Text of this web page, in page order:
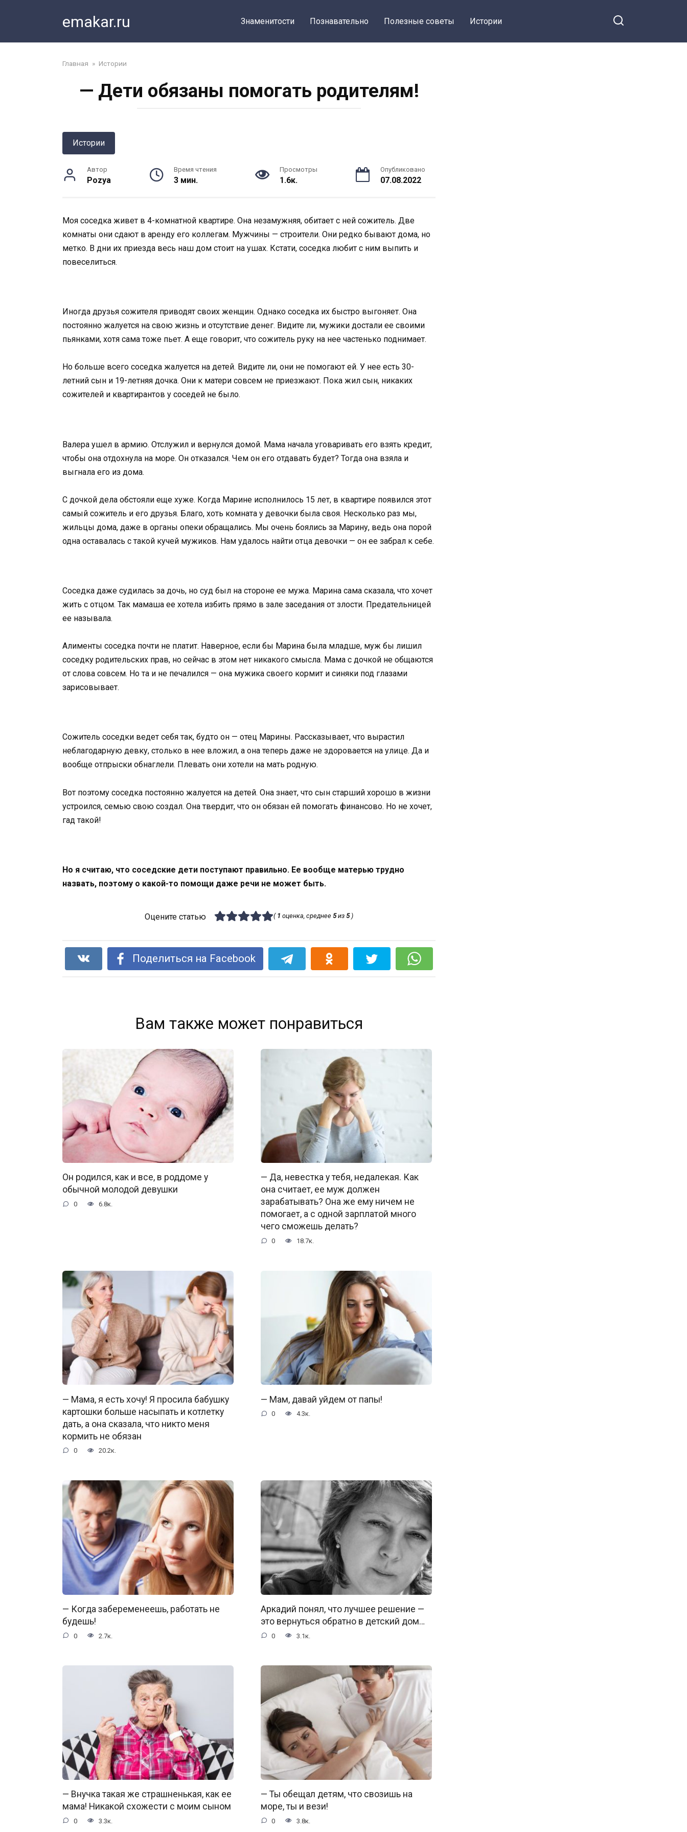
emakar.ru Знаменитости Познавательно Полезные советы Истории
Главная » Истории
— Дети обязаны помогать родителям!
Истории
Автор
Pozya
Время чтения
3 мин.
Просмотры
1.6к.
Опубликовано
07.08.2022
Моя соседка живет в 4-комнатной квартире. Она незамужняя, обитает с ней сожитель. Две
комнаты они сдают в аренду его коллегам. Мужчины — строители. Они редко бывают дома, но
метко. В дни их приезда весь наш дом стоит на ушах. Кстати, соседка любит с ним выпить и
повеселиться.
Иногда друзья сожителя приводят своих женщин. Однако соседка их быстро выгоняет. Она
постоянно жалуется на свою жизнь и отсутствие денег. Видите ли, мужики достали ее своими
пьянками, хотя сама тоже пьет. А еще говорит, что сожитель руку на нее частенько поднимает.
Но больше всего соседка жалуется на детей. Видите ли, они не помогают ей. У нее есть 30-
летний сын и 19-летняя дочка. Они к матери совсем не приезжают. Пока жил сын, никаких
сожителей и квартирантов у соседей не было.
Валера ушел в армию. Отслужил и вернулся домой. Мама начала уговаривать его взять кредит,
чтобы она отдохнула на море. Он отказался. Чем он его отдавать будет? Тогда она взяла и
выгнала его из дома.
С дочкой дела обстояли еще хуже. Когда Марине исполнилось 15 лет, в квартире появился этот
самый сожитель и его друзья. Благо, хоть комната у девочки была своя. Несколько раз мы,
жильцы дома, даже в органы опеки обращались. Мы очень боялись за Марину, ведь она порой
одна оставалась с такой кучей мужиков. Нам удалось найти отца девочки — он ее забрал к себе.
Соседка даже судилась за дочь, но суд был на стороне ее мужа. Марина сама сказала, что хочет
жить с отцом. Так мамаша ее хотела избить прямо в зале заседания от злости. Предательницей
ее называла.
Алименты соседка почти не платит. Наверное, если бы Марина была младше, муж бы лишил
соседку родительских прав, но сейчас в этом нет никакого смысла. Мама с дочкой не общаются
от слова совсем. Но та и не печалился — она мужика своего кормит и синяки под глазами
зарисовывает.
Сожитель соседки ведет себя так, будто он — отец Марины. Рассказывает, что вырастил
неблагодарную девку, столько в нее вложил, а она теперь даже не здоровается на улице. Да и
вообще отпрыски обнаглели. Плевать они хотели на мать родную.
Вот поэтому соседка постоянно жалуется на детей. Она знает, что сын старший хорошо в жизни
устроился, семью свою создал. Она твердит, что он обязан ей помогать финансово. Но не хочет,
гад такой!
Но я считаю, что соседские дети поступают правильно. Ее вообще матерью трудно
назвать, поэтому о какой-то помощи даже речи не может быть.
Оцените статью ( 1 оценка, среднее5из5)
Поделиться на Facebook
Вам также может понравиться
Он родился, как и все, в роддоме у
обычной молодой девушки
0 6.8к.
— Да, невестка у тебя, недалекая. Как
она считает, ее муж должен
зарабатывать? Она же ему ничем не
помогает, а с одной зарплатой много
чего сможешь делать?
0 18.7к.
— Мама, я есть хочу! Я просила бабушку
картошки больше насыпать и котлетку
дать, а она сказала, что никто меня
кормить не обязан
0 20.2к.
— Мам, давай уйдем от папы!
0 4.3к.
— Когда забеременеешь, работать не
будешь!
0 2.7к.
Аркадий понял, что лучшее решение —
это вернуться обратно в детский дом…
0 3.1к.
— Внучка такая же страшненькая, как ее
мама! Никакой схожести с моим сыном
0 3.3к.
— Ты обещал детям, что свозишь на
море, ты и вези!
0 3.8к.